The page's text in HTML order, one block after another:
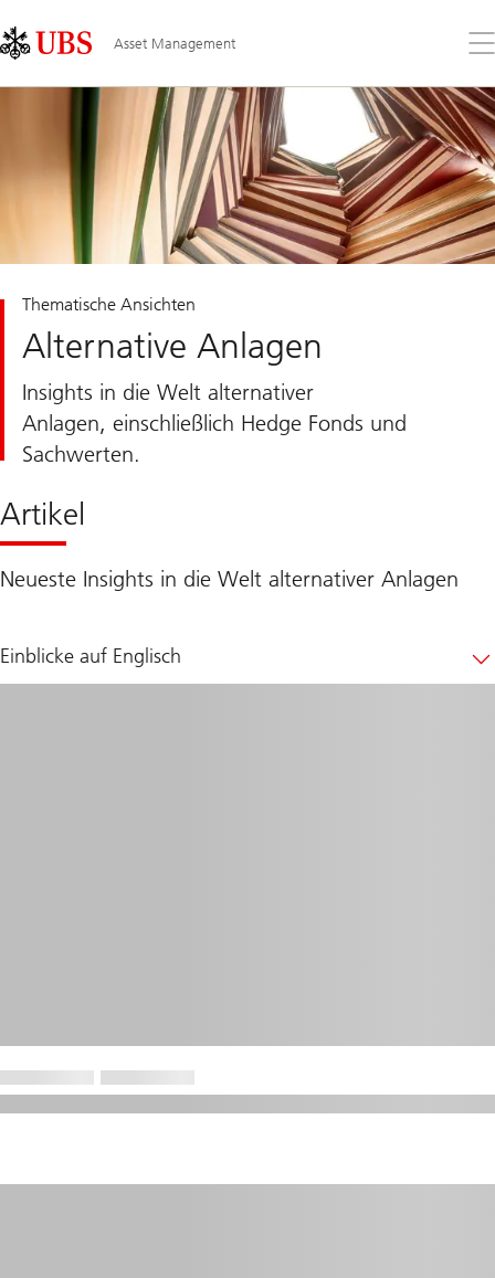
Links
Area
Asset Management
Sie
Thematische Ansichten
Alternative Anlagen
Insights in die Welt alternativer
Anlagen, einschließlich Hedge Fonds und
Sachwerten.
Artikel
Neueste Insights in die Welt alternativer Anlagen
Einblicke auf Englisch